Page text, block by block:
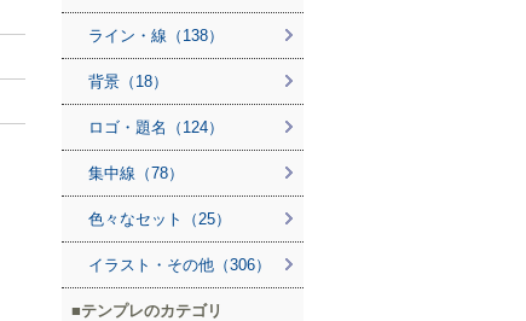
ライン・線（138）
背景（18）
ロゴ・題名（124）
集中線（78）
色々なセット（25）
イラスト・その他（306）
テンプレのカテゴリ